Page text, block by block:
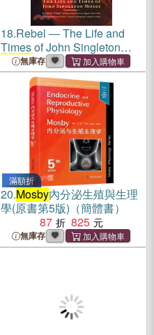
18.Rebel ― The Life and
Times of John Singleton
Mosby無庫存
滿額折
20.Mosby內分泌生殖與生理
學(原書第5版)（簡體書）
87
825
無庫存